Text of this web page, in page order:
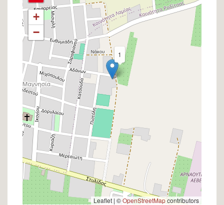
1
+
−
Leaflet | ©OpenStreetMapcontributors